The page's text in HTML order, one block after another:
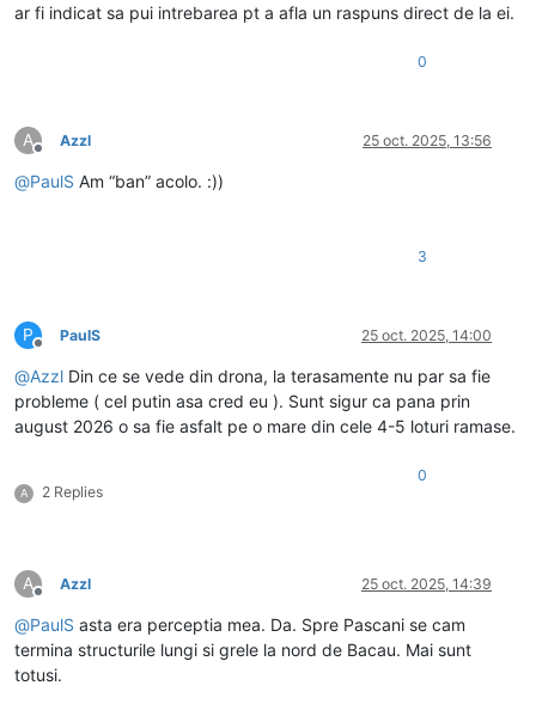
ar fi indicat sa pui intrebarea pt a afla un raspuns direct de la ei.
0
A
Deconectat
Azzl 25 oct. 2025, 13:56
@PaulS Am “ban” acolo. :))
3
P
Deconectat
PaulS 25 oct. 2025, 14:00
@Azzl Din ce se vede din drona, la terasamente nu par sa fie
probleme ( cel putin asa cred eu ). Sunt sigur ca pana prin
august 2026 o sa fie asfalt pe o mare din cele 4-5 loturi ramase.
A 2 Replies
0
A
Deconectat
Azzl 25 oct. 2025, 14:39
@PaulS asta era perceptia mea. Da. Spre Pascani se cam
termina structurile lungi si grele la nord de Bacau. Mai sunt
totusi.